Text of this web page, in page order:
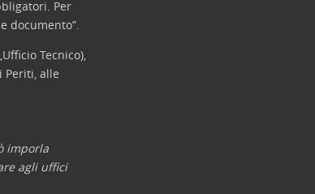
Per
documento”.
Tecnico),
Periti, alle
imporla
agli uffici